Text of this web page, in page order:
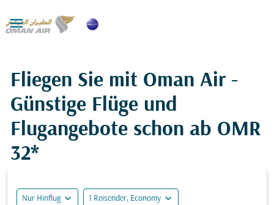

Fliegen Sie mit Oman Air -
Günstige Flüge und
Flugangebote schon ab OMR
32*
Nur Hinflug expand_more 1 Reisender, Economy expand_more